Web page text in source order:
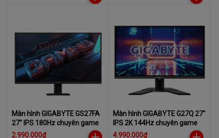
Màn hình GIGABYTE GS27FA
27" IPS 180Hz chuyên game
2.990.000₫
Màn hình GIGABYTE G27Q 27"
IPS 2K 144Hz chuyên game
4.990.000₫